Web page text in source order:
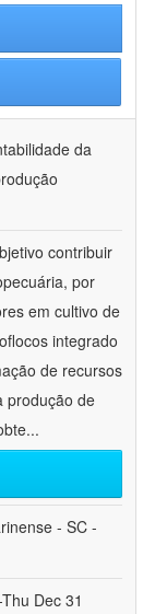
da
contribuir
por
em cultivo de
integrado
de recursos
produção de
...
- SC -
Dec 31